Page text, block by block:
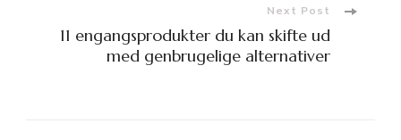
Next Post
11 engangsprodukter du kan skifte ud
med genbrugelige alternativer